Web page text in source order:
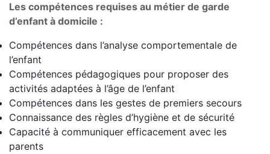
Les compétences requises au métier de garde
d’enfant à domicile :
Compétences dans l’analyse comportementale de
l’enfant
Compétences pédagogiques pour proposer des
activités adaptées à l’âge de l’enfant
Compétences dans les gestes de premiers secours
Connaissance des règles d’hygiène et de sécurité
Capacité à communiquer efficacement avec les
parents